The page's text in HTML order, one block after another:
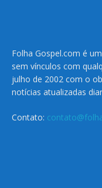
Folha Gospel.com é
sem vínculos com
julho de 2002 com o
notícias atualizadas
Contato: